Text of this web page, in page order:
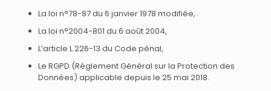
La loi n°78-87 du 6 janvier 1978 modifiée,
La loi n°2004-801 du 6 août 2004,
L’article L.226-13 du Code pénal,
Le RGPD (Règlement Général sur la Protection des
Données) applicable depuis le 25 mai 2018.